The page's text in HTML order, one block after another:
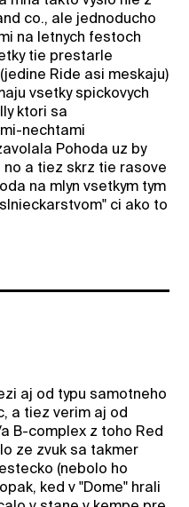
co., ale jednoducho
na letnych festoch
tie prestarle
Ride asi meskaju)
vsetky spickovych
ktori sa
nechtami
Pohoda uz by
no a tiez skrz tie rasove
na mlyn vsetkym tym
ci ako to
aj od typu samotneho
a tiez verim aj od
B-complex z toho Red
ze zvuk sa takmer
(nebolo ho
ked v "Dome" hrali